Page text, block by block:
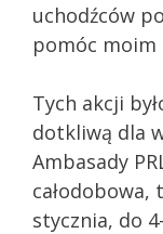
uchodźców
pomóc moim
Tych akcji
dotkliwą dla
Ambasady
całodobowa,
stycznia, do